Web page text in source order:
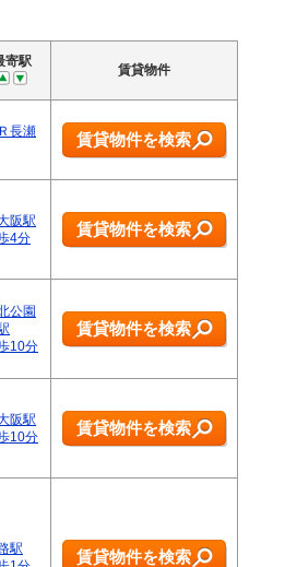
寄駅
賃貸物件
長瀬
賃貸物件を検索
阪駅
4分
賃貸物件を検索
公園
10分
賃貸物件を検索
阪駅
10分
賃貸物件を検索
駅
賃貸物件を検索